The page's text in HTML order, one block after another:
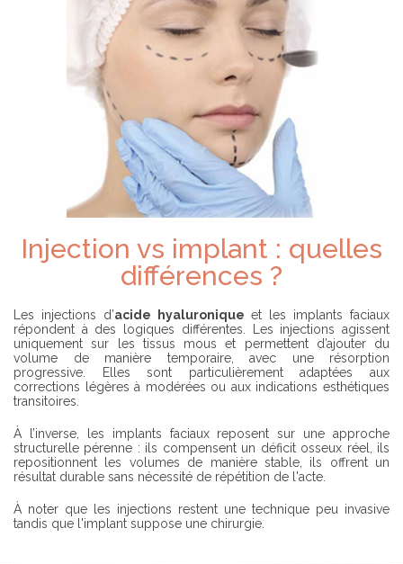
Injection vs implant : quelles
différences ?
Les injections d’acide hyaluronique et les implants faciaux
répondent à des logiques différentes. Les injections agissent
uniquement sur les tissus mous et permettent d’ajouter du
volume de manière temporaire, avec une résorption
progressive. Elles sont particulièrement adaptées aux
corrections légères à modérées ou aux indications esthétiques
transitoires.
À l’inverse, les implants faciaux reposent sur une approche
structurelle pérenne : ils compensent un déficit osseux réel, ils
repositionnent les volumes de manière stable, ils offrent un
résultat durable sans nécessité de répétition de l'acte.
À noter que les injections restent une technique peu invasive
tandis que l'implant suppose une chirurgie.